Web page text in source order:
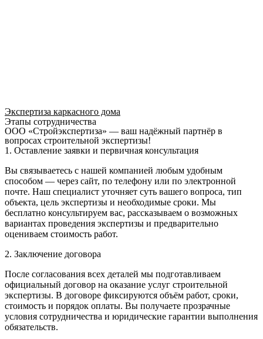
Экспертиза каркасного дома
Этапы сотрудничества
ООО «Стройэкспертиза» — ваш надёжный партнёр в
вопросах строительной экспертизы!
1. Оставление заявки и первичная консультация
Вы связываетесь с нашей компанией любым удобным
способом — через сайт, по телефону или по электронной
почте. Наш специалист уточняет суть вашего вопроса, тип
объекта, цель экспертизы и необходимые сроки. Мы
бесплатно консультируем вас, рассказываем о возможных
вариантах проведения экспертизы и предварительно
оцениваем стоимость работ.
2. Заключение договора
После согласования всех деталей мы подготавливаем
официальный договор на оказание услуг строительной
экспертизы. В договоре фиксируются объём работ, сроки,
стоимость и порядок оплаты. Вы получаете прозрачные
условия сотрудничества и юридические гарантии выполнения
обязательств.